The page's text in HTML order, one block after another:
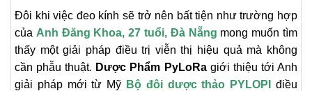
Đôi khi việc đeo kính sẽ trở nên bất tiện như trường hợp
của Anh Đăng Khoa, 27 tuổi, Đà Nẵng mong muốn tìm
thấy một giải pháp điều trị viễn thị hiệu quả mà không
cần phẫu thuật. Dược Phẩm PyLoRagiới thiệu tới Anh
giải pháp mới từ Mỹ Bộ đôi dược thảo PYLOPI
điều